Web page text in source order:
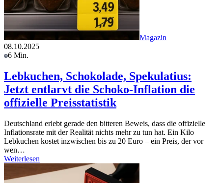
Magazin
08.10.2025
6 Min.
Lebkuchen, Schokolade, Spekulatius:
Jetzt entlarvt die Schoko-Inflation die
offizielle Preisstatistik
Deutschland erlebt gerade den bitteren Beweis, dass die offizielle
Inflationsrate mit der Realität nichts mehr zu tun hat. Ein Kilo
Lebkuchen kostet inzwischen bis zu 20 Euro – ein Preis, der vor
wen…
Weiterlesen